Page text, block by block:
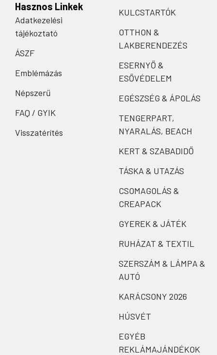
Hasznos Linkek
Adatkezelési
tájékoztató
ÁSZF
Emblémázás
Népszerű
FAQ / GYIK
Visszatérítés
KULCSTARTÓK
OTTHON &
LAKBERENDEZÉS
ESERNYŐ &
ESŐVÉDELEM
EGÉSZSÉG & ÁPOLÁS
TENGERPART,
NYARALÁS, BEACH
KERT & SZABADIDŐ
TÁSKA & UTAZÁS
CSOMAGOLÁS &
CREAPACK
GYEREK & JÁTÉK
RUHÁZAT & TEXTIL
SZERSZÁM & LÁMPA &
AUTÓ
KARÁCSONY 2026
HÚSVÉT
EGYÉB
REKLÁMAJÁNDÉKOK